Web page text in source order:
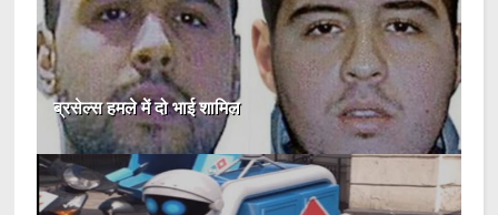
ब्रसेल्स हमले में दो भाई शामिल